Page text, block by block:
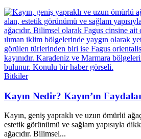
Bitkiler
Kayın Nedir? Kayın’ın
Kayın, geniş yapraklı ve uzun ömürlü
estetik görünümü ve sağlam yapısıyla
ağacıdır. Bilimsel...